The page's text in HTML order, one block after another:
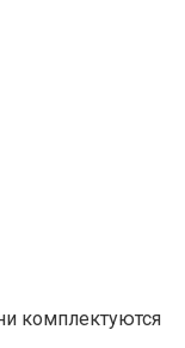
комплектуются